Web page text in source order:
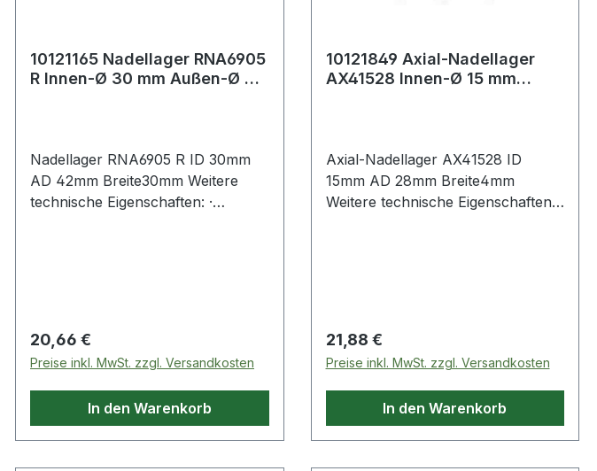
10121165 Nadellager RNA6905
R Innen-Ø 30 mm Außen-Ø 42
Nadellager RNA6905 R ID 30mm
AD 42mm Breite30mm Weitere
technische Eigenschaften: ·
Regulärer Preis:
20,66 €
Preise inkl. MwSt. zzgl. Versandkosten
In den Warenkorb
10121849 Axial-Nadellager
AX41528 Innen-Ø 15 mm
Axial-Nadellager AX41528 ID
15mm AD 28mm Breite4mm
Weitere technische Eigenschaften: ·
Regulärer Preis:
21,88 €
Preise inkl. MwSt. zzgl. Versandkosten
In den Warenkorb